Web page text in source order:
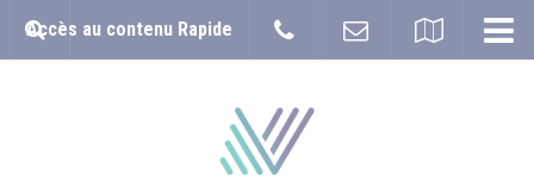
Accès au contenu Rapide